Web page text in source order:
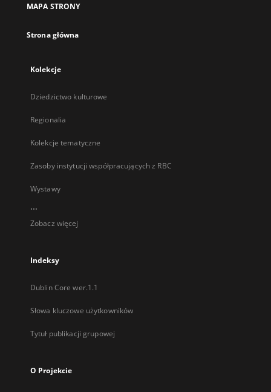
karcie
MAPA STRONY
Strona główna
Kolekcje
Dziedzictwo kulturowe
Regionalia
Kolekcje tematyczne
Zasoby instytucji współpracujących z RBC
Wystawy
...
Zobacz więcej
Indeksy
Dublin Core wer.1.1
Słowa kluczowe użytkowników
Tytuł publikacji grupowej
O Projekcie